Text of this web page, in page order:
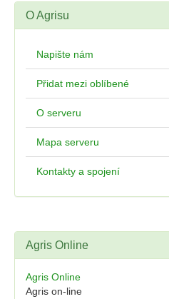
O Agrisu
Napište nám
Přidat mezi oblíbené
O serveru
Mapa serveru
Kontakty a spojení
Agris Online
Agris Online
Agris on-line